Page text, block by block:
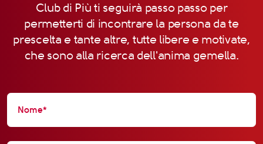
Club di Più ti seguirà passo passo per
permetterti di incontrare la persona da te
prescelta e tante altre, tutte libere e motivate,
che sono alla ricerca dell'anima gemella.